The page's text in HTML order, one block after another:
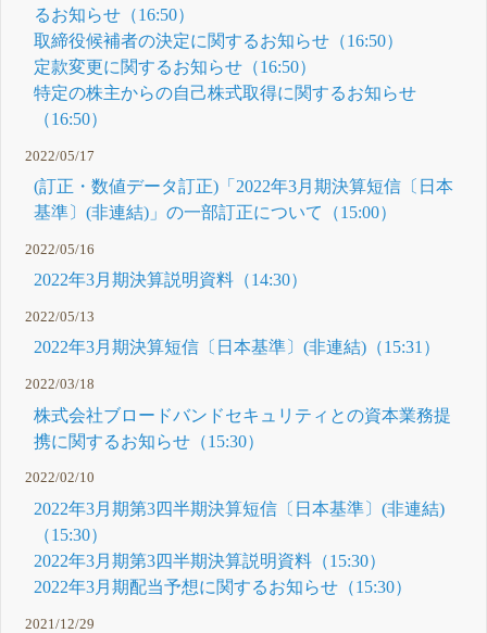
るお知らせ（16:50）
取締役候補者の決定に関するお知らせ（16:50）
定款変更に関するお知らせ（16:50）
特定の株主からの自己株式取得に関するお知らせ
（16:50）
2022/05/17
(訂正・数値データ訂正)「2022年3月期決算短信〔日本
基準〕(非連結)」の一部訂正について（15:00）
2022/05/16
2022年3月期決算説明資料（14:30）
2022/05/13
2022年3月期決算短信〔日本基準〕(非連結)（15:31）
2022/03/18
株式会社ブロードバンドセキュリティとの資本業務提
携に関するお知らせ（15:30）
2022/02/10
2022年3月期第3四半期決算短信〔日本基準〕(非連結)
（15:30）
2022年3月期第3四半期決算説明資料（15:30）
2022年3月期配当予想に関するお知らせ（15:30）
2021/12/29